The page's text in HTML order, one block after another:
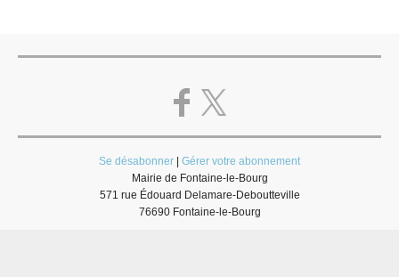
Se désabonner
Gérer votre abonnement
Mairie de Fontaine-le-Bourg
571 rue Édouard Delamare-Deboutteville
76690 Fontaine-le-Bourg